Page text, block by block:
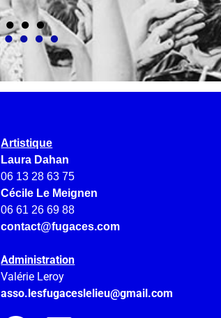
Artistique
Laura Dahan
06 13 28 63 75
Cécile Le Meignen
06 61 26 69 88
contact@fugaces.com
Administration
Valérie Leroy
asso.lesfugaceslelieu@gmail.com